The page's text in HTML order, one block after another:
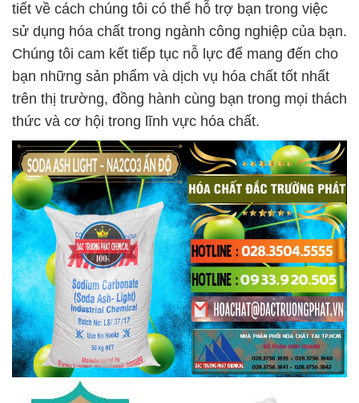
tiết về cách chúng tôi có thể hỗ trợ bạn trong việc
sử dụng hóa chất trong ngành công nghiệp của bạn.
Chúng tôi cam kết tiếp tục nỗ lực để mang đến cho
bạn những sản phẩm và dịch vụ hóa chất tốt nhất
trên thị trường, đồng hành cùng bạn trong mọi thách
thức và cơ hội trong lĩnh vực hóa chất.